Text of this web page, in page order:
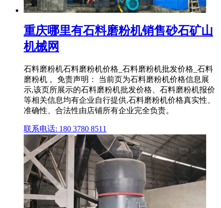
重庆哪里有石料磨粉机销售砂石矿山
机械网
石料磨粉机石料磨粉机价格_石料磨粉机批发价格_石料
磨粉机 。免责声明： 当前页为石料磨粉机价格信息展
示,该页所展示的石料磨粉机批发价格、石料磨粉机报价
等相关信息均有企业自行提供,石料磨粉机价格真实性、
准确性、合法性由店铺所有企业完全负责。
联系电话: 180 3780 8511